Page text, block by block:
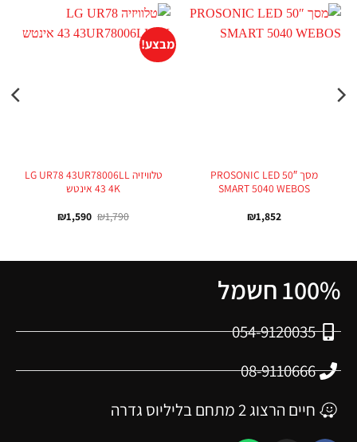
מסך 50″ PROSONIC LED
SMART 5040 WEBOS
₪1,852
מבצע!
טלוויזיה LG UR78 43UR78006LL
4K ‏43 ‏אינטש
₪1,790
₪1,590
100% חשמל
054-9120035
08-9110666
חיים הרצוג 2 מתחם בליליוס גדרה